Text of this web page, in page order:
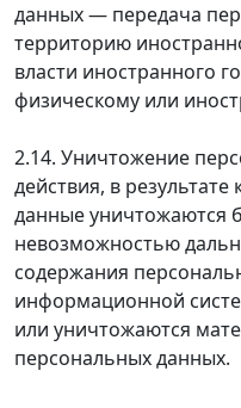
данных — передача
территорию
власти иностранного
физическому или
2.14. Уничтожение
действия, в
данные уничтожаются
невозможностью
содержания
информационной
или уничтожаются
персональных данных.